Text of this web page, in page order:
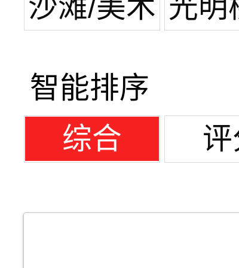
沙滩/美术 光明
智能排序
综合